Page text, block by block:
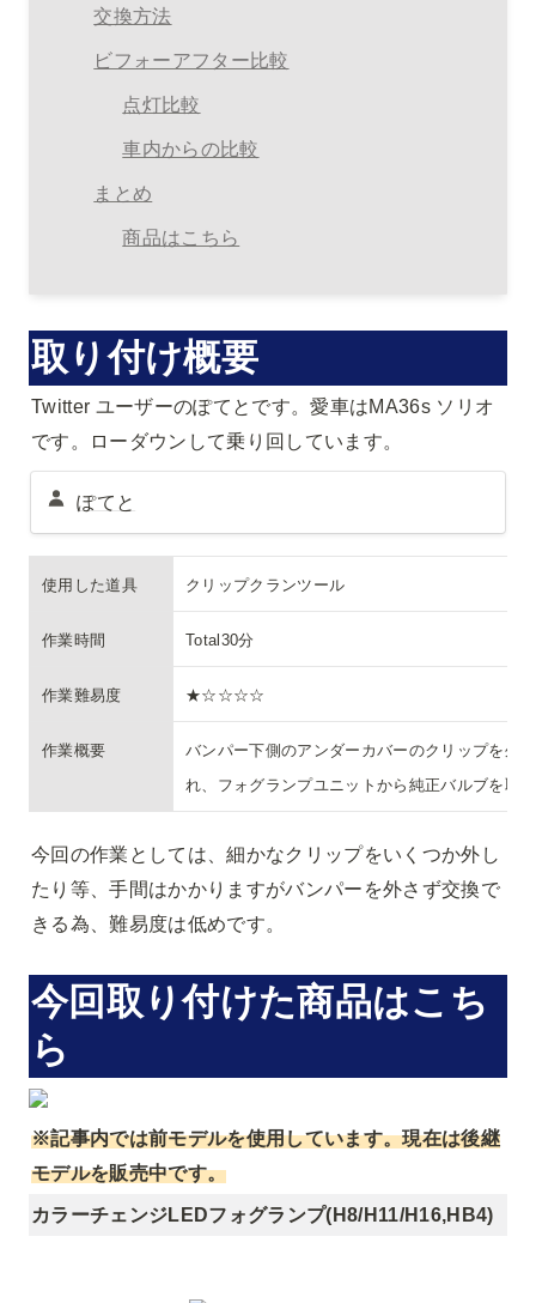
交換方法
ビフォーアフター比較
点灯比較
車内からの比較
まとめ
商品はこちら
取り付け概要
Twitter ユーザーのぽてとです。愛車はMA36s ソリオ
です。ローダウンして乗り回しています。
ぽてと
使用した道具 クリップクランツール
作業時間 Total30分
作業難易度 ★☆☆☆☆
作業概要
バンパー下側のアンダーカバーのクリップを外
れ、フォグランプユニットから純正バルブを取
今回の作業としては、細かなクリップをいくつか外し
たり等、手間はかかりますがバンパーを外さず交換で
きる為、難易度は低めです。
今回取り付けた商品はこち
ら
※記事内では前モデルを使用しています。現在は後継
モデルを販売中です。
カラーチェンジLEDフォグランプ(H8/H11/H16,HB4)